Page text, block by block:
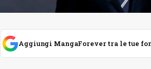
Aggiungi MangaForever tra le tue